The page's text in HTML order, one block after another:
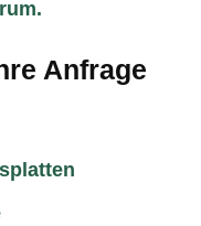
Anfrage